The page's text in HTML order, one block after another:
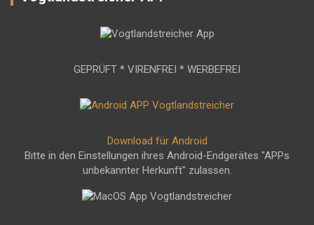
GEPRÜFT * VIRENFREI * WERBEFREI
Download für Android
Bitte in den Einstellungen ihres Android-Endgerätes "APPs
unbekannter Herkunft" zulassen.